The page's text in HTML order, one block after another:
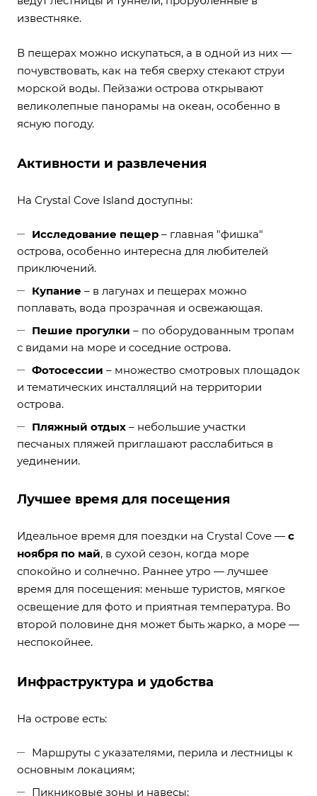
известняке.
В пещерах можно искупаться, а в одной из них —
почувствовать, как на тебя сверху стекают струи
морской воды. Пейзажи острова открывают
великолепные панорамы на океан, особенно в
ясную погоду.
Активности и развлечения
На Crystal Cove Island доступны:
Исследование пещер – главная "фишка"
острова, особенно интересна для любителей
приключений.
Купание – в лагунах и пещерах можно
поплавать, вода прозрачная и освежающая.
Пешие прогулки – по оборудованным тропам
с видами на море и соседние острова.
Фотосессии – множество смотровых площадок
и тематических инсталляций на территории
острова.
Пляжный отдых – небольшие участки
песчаных пляжей приглашают расслабиться в
уединении.
Лучшее время для посещения
Идеальное время для поездки на Crystal Cove — с
ноября по май, в сухой сезон, когда море
спокойно и солнечно. Раннее утро — лучшее
время для посещения: меньше туристов, мягкое
освещение для фото и приятная температура. Во
второй половине дня может быть жарко, а море —
неспокойнее.
Инфраструктура и удобства
На острове есть:
Маршруты с указателями, перила и лестницы к
основным локациям;
Пикниковые зоны и навесы;